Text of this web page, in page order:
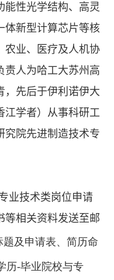
能性光学结构、高灵
体新型计算芯片等核
农业、医疗及人机协
责人为哈工大苏州高
先后于伊利诺伊大
江学者）从事科研工
究院先进制造技术专
专业技术类岗位申请
等相关资料发送至邮
题及申请表、简历命
历-毕业院校与专